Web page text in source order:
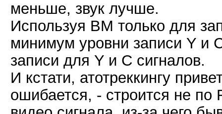
меньше, звук лучше.
Используя ВМ только для
минимум уровни записи Y и
записи для Y и C сигналов.
И кстати, атотреккингу
ошибается, - строится не по